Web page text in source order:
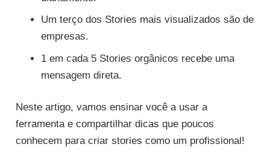
Um terço dos Stories mais visualizados são de
empresas.
1 em cada 5 Stories orgânicos recebe uma
mensagem direta.
Neste artigo, vamos ensinar você a usar a
ferramenta e compartilhar dicas que poucos
conhecem para criar stories como um profissional!